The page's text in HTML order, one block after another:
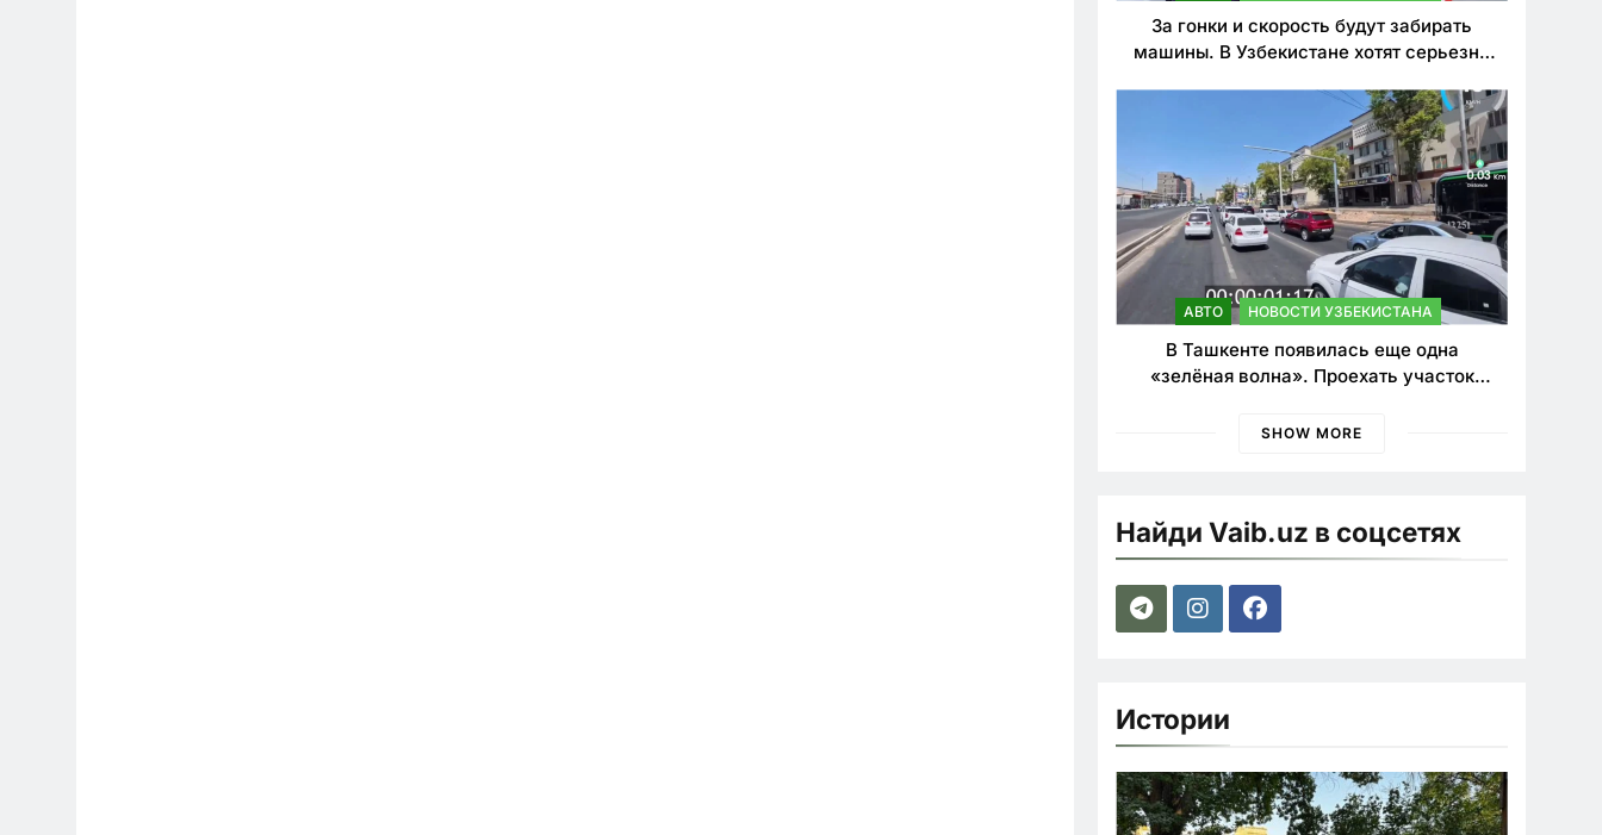
За гонки и скорость будут забирать
машины. В Узбекистане хотят серьезно
АВТО НОВОСТИ УЗБЕКИСТАНА
В Ташкенте появилась еще одна
«зелёная волна». Проехать участок
SHOW MORE
Найди Vaib.uz в соцсетях
Истории